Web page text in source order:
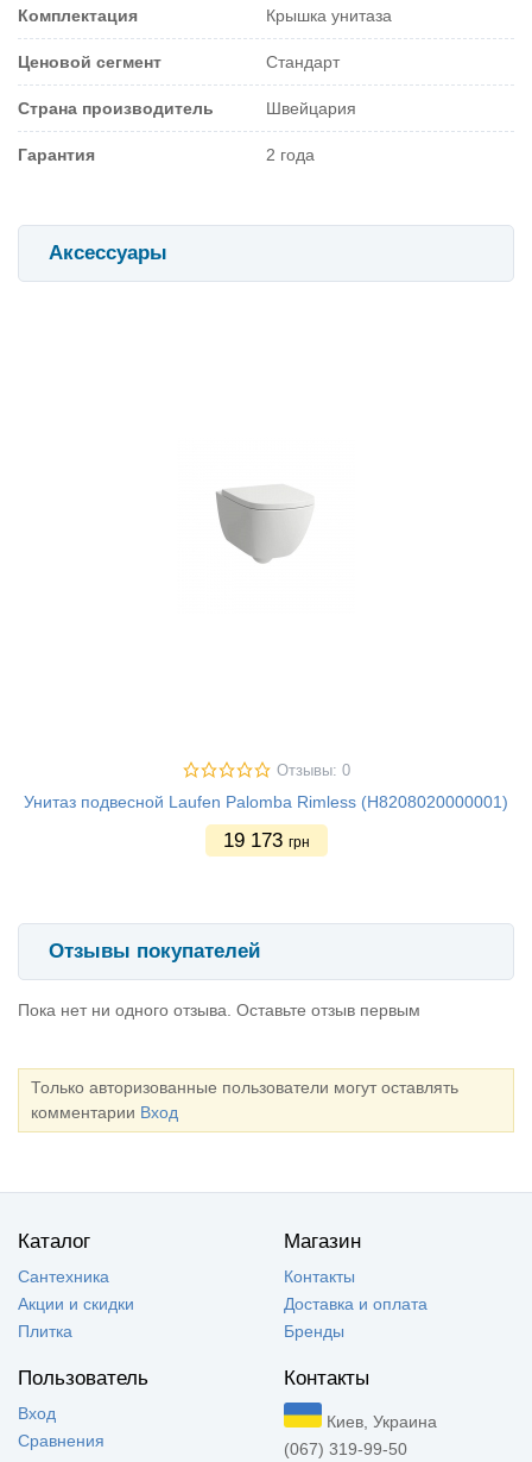
Комплектация Крышка унитаза
Ценовой сегмент Стандарт
Страна производитель Швейцария
Гарантия 2 года
Аксессуары
Отзывы: 0
Унитаз подвесной Laufen Palomba Rimless (H8208020000001)
19 173 грн
Отзывы покупателей
Пока нет ни одного отзыва. Оставьте отзыв первым
Только авторизованные пользователи могут оставлять
комментарии Вход
Каталог
Сантехника
Акции и скидки
Плитка
Магазин
Контакты
Доставка и оплата
Бренды
Пользователь
Вход
Сравнения
Контакты
Киев, Украина
(067) 319-99-50